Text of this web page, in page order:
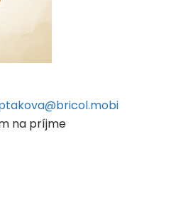
na príjme